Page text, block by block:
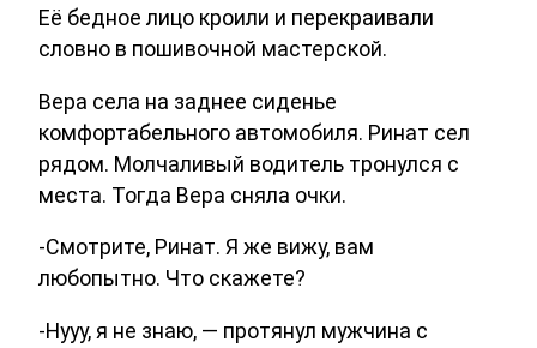
Её бедное лицо кроили и перекраивали
словно в пошивочной мастерской.
Вера села на заднее сиденье
комфортабельного автомобиля. Ринат сел
рядом. Молчаливый водитель тронулся с
места. Тогда Вера сняла очки.
-Смотрите, Ринат. Я же вижу, вам
любопытно. Что скажете?
-Нууу, я не знаю, — протянул мужчина с